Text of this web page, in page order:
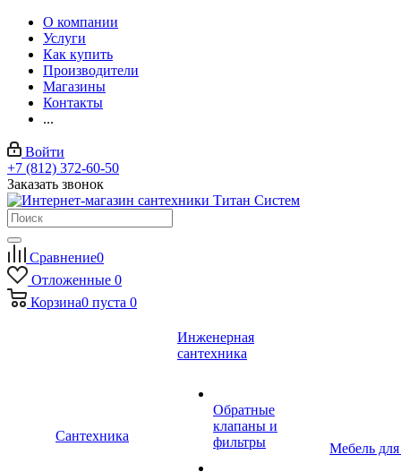
О компании
Услуги
Как купить
Производители
Магазины
Контакты
...
Войти
+7 (812) 372-60-50
Заказать звонок
Сравнение0
Отложенные 0
Корзина0 пуста 0
Сантехника
Инженерная
сантехника
Обратные
клапаны и
фильтры
Мебель